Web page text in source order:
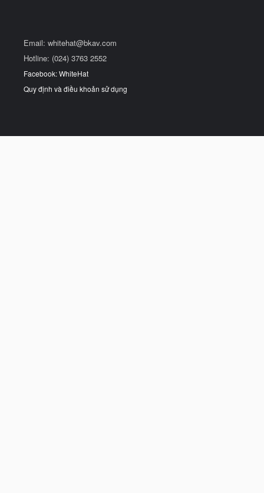
Email: whitehat@bkav.com
Hotline: (024) 3763 2552
Facebook: WhiteHat
Quy định và điều khoản sử dụng